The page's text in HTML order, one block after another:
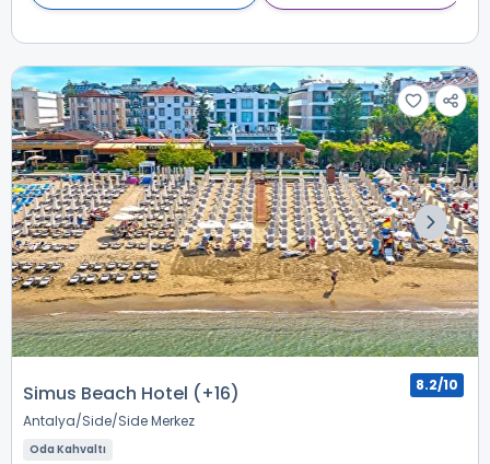
Simus Beach Hotel (+16)
Antalya Side Side Merkez
8.2/10
Oda Kahvaltı